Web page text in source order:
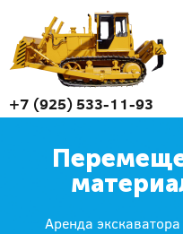
+7 (925) 533-11-93
Аренда